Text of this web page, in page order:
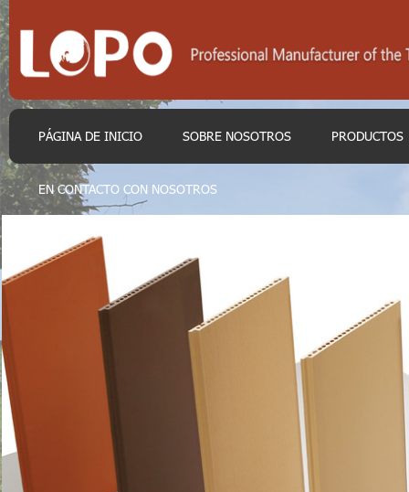
PÁGINA DE INICIO SOBRE NOSOTROS PRODUCTOS
EN CONTACTO CON NOSOTROS